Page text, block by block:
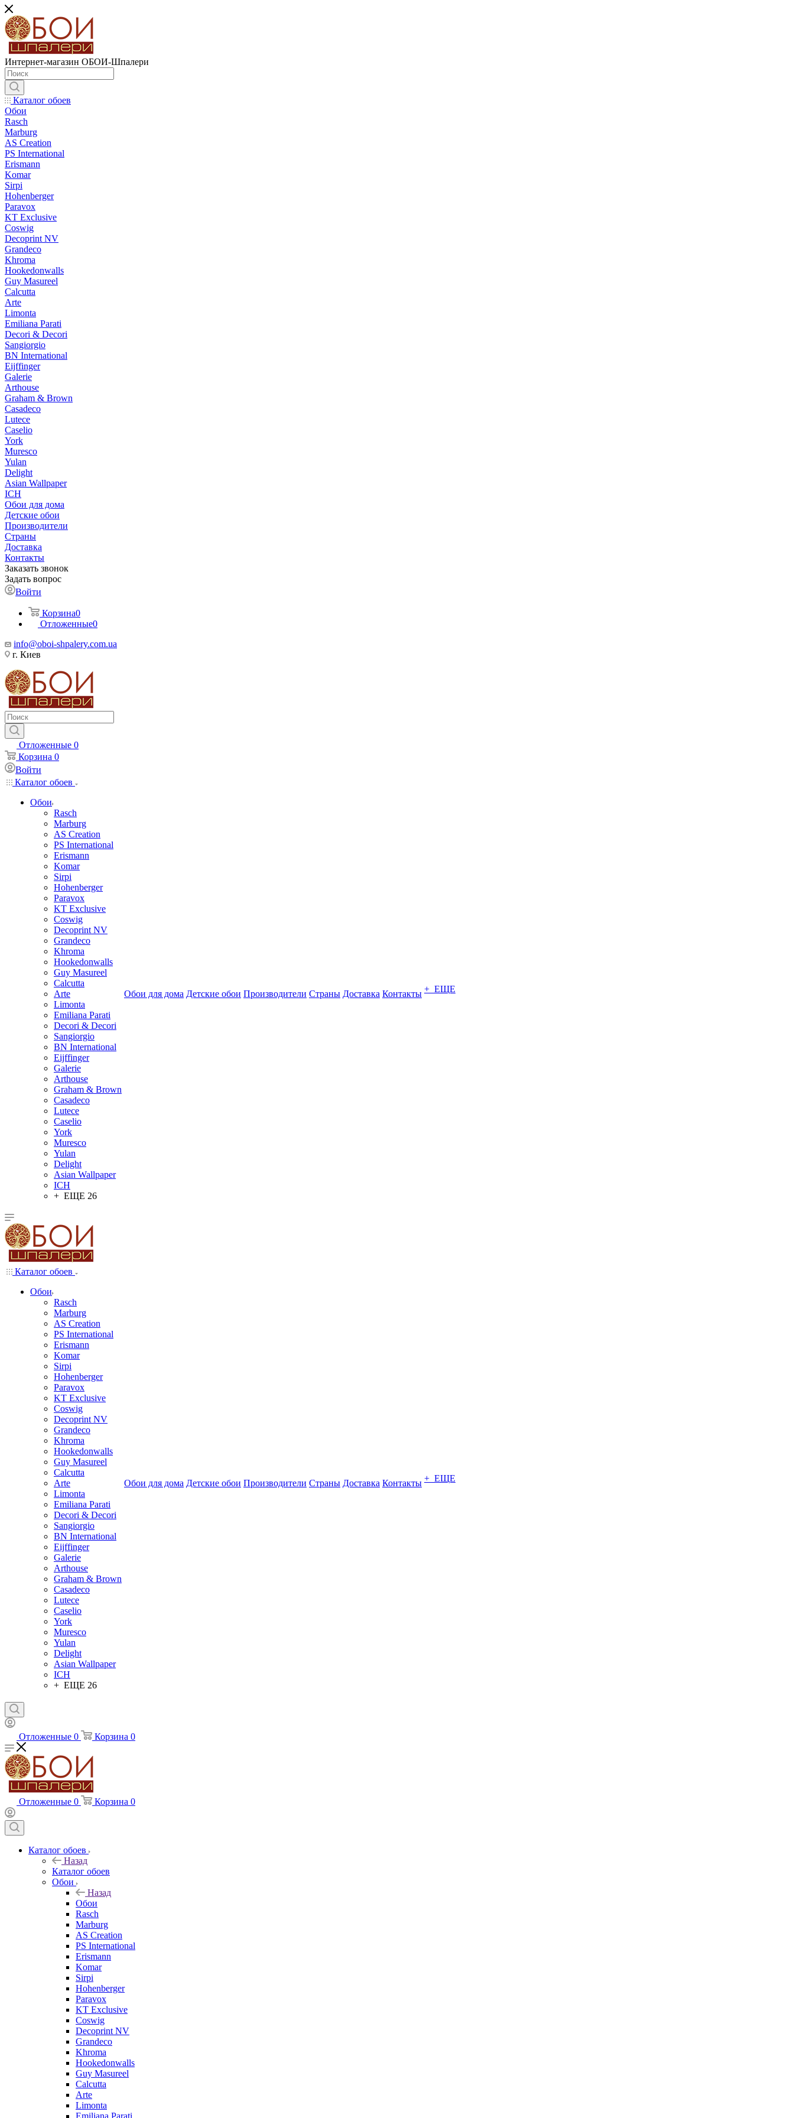
Интернет-магазин ОБОИ-Шпалери
Каталог обоев
Обои
Rasch
Marburg
AS Creation
PS International
Erismann
Komar
Sirpi
Hohenberger
Paravox
KT Exclusive
Coswig
Decoprint NV
Grandeco
Khroma
Hookedonwalls
Guy Masureel
Calcutta
Arte
Limonta
Emiliana Parati
Decori & Decori
Sangiorgio
BN International
Eijffinger
Galerie
Arthouse
Graham & Brown
Casadeco
Lutece
Caselio
York
Muresco
Yulan
Delight
Asian Wallpaper
ICH
Обои для дома
Детские обои
Производители
Страны
Доставка
Контакты
Заказать звонок
Задать вопрос
Войти
Корзина0
Отложенные0
info@oboi-shpalery.com.ua
г. Киев
Отложенные 0
Корзина 0
Войти
Каталог обоев
Обои
Rasch
Marburg
AS Creation
PS International
Erismann
Komar
Sirpi
Hohenberger
Paravox
KT Exclusive
Coswig
Decoprint NV
Grandeco
Khroma
Hookedonwalls
Guy Masureel
Calcutta
Arte
Limonta
Emiliana Parati
Decori & Decori
Sangiorgio
BN International
Eijffinger
Galerie
Arthouse
Graham & Brown
Casadeco
Lutece
Caselio
York
Muresco
Yulan
Delight
Asian Wallpaper
ICH
+ ЕЩЕ 26
Обои для дома Детские обои Производители Страны Доставка Контакты + ЕЩЕ
Каталог обоев
Обои
Rasch
Marburg
AS Creation
PS International
Erismann
Komar
Sirpi
Hohenberger
Paravox
KT Exclusive
Coswig
Decoprint NV
Grandeco
Khroma
Hookedonwalls
Guy Masureel
Calcutta
Arte
Limonta
Emiliana Parati
Decori & Decori
Sangiorgio
BN International
Eijffinger
Galerie
Arthouse
Graham & Brown
Casadeco
Lutece
Caselio
York
Muresco
Yulan
Delight
Asian Wallpaper
ICH
+ ЕЩЕ 26
Обои для дома Детские обои Производители Страны Доставка Контакты + ЕЩЕ
Отложенные 0 Корзина 0
Отложенные 0 Корзина 0
Каталог обоев
Назад
Каталог обоев
Обои
Назад
Обои
Rasch
Marburg
AS Creation
PS International
Erismann
Komar
Sirpi
Hohenberger
Paravox
KT Exclusive
Coswig
Decoprint NV
Grandeco
Khroma
Hookedonwalls
Guy Masureel
Calcutta
Arte
Limonta
Emiliana Parati